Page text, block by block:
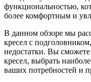
функциональностью,
более комфортным и
В данном обзоре мы
кресел с
недостатки. Вы
кресел, выбрать
ваших потребностей и